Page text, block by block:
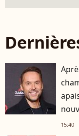
15:40